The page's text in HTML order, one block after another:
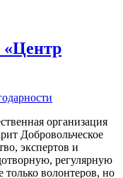
«Центр
организация
Добровольческое
экспертов и
регулярную
волонтеров, но